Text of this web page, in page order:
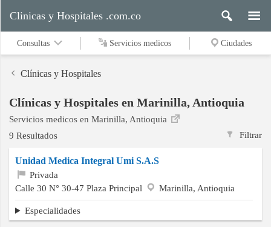
medicos
Ciudades
Buscar
Clinicas y Hospitales .com.co
Consultas Servicios medicos Ciudades
Clínicas y Hospitales
Clínicas y Hospitales en Marinilla, Antioquia
Servicios medicos en Marinilla, Antioquia
Filtrar
9 Resultados
Unidad Medica Integral Umi S.A.S
Privada
Calle 30 N° 30-47 Plaza Principal
Marinilla, Antioquia
Especialidades